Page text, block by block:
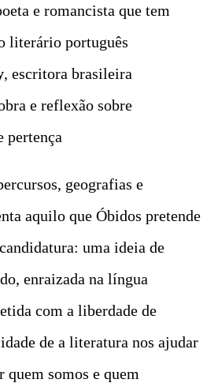
e romancista que tem
literário português
, escritora brasileira
e reflexão sobre
pertença
geografias e
aquilo que Óbidos pretende
uma ideia de
enraizada na língua
com a liberdade de
de a literatura nos ajudar
quem somos e quem